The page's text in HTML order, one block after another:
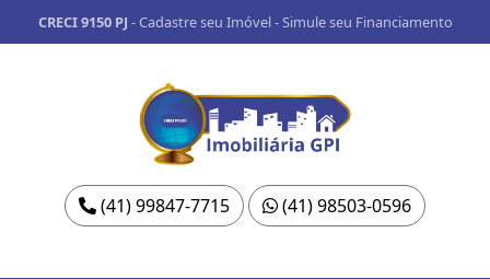
CRECI 9150 PJ -Cadastre seu Imóvel-Simule seu Financiamento
(41) 99847-7715 (41) 98503-0596